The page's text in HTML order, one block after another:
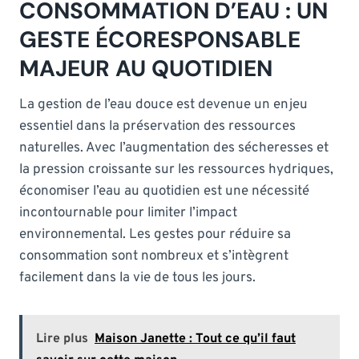
CONSOMMATION D’EAU : UN
GESTE ÉCORESPONSABLE
MAJEUR AU QUOTIDIEN
La gestion de l’eau douce est devenue un enjeu
essentiel dans la préservation des ressources
naturelles. Avec l’augmentation des sécheresses et
la pression croissante sur les ressources hydriques,
économiser l’eau au quotidien est une nécessité
incontournable pour limiter l’impact
environnemental. Les gestes pour réduire sa
consommation sont nombreux et s’intègrent
facilement dans la vie de tous les jours.
Lire plus Maison Janette : Tout ce qu’il faut